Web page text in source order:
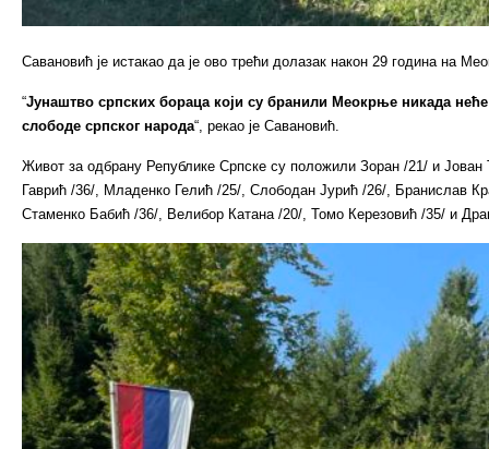
Савановић је истакао да је ово трећи долазак након 29 година на
“Јунаштво српских бораца који су бранили Меокрње никада
слободе српског народа“, рекао је Савановић.
Живот за одбрану Републике Српске су положили Зоран /21/ и
Гаврић /36/, Младенко Гелић /25/, Слободан Јурић /26/, Бранислав
Стаменко Бабић /36/, Велибор Катана /20/, Томо Керезовић /35/ и